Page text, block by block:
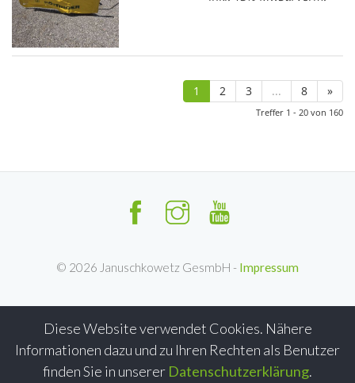
Diese Website verwendet Cookies. Nähere
Informationen dazu und zu Ihren Rechten als Benutzer
finden Sie in unserer Datenschutzerklärung.
© 2026 Januschkowetz GesmbH - Impressum